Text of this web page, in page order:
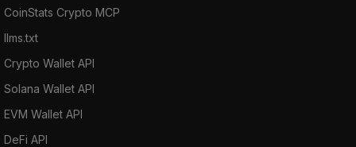
CoinStats Crypto MCP
llms.txt
Crypto Wallet API
Solana Wallet API
EVM Wallet API
DeFi API